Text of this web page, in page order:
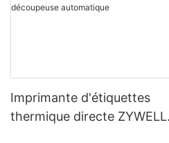
Imprimante d'étiquettes
thermique directe ZYWELL